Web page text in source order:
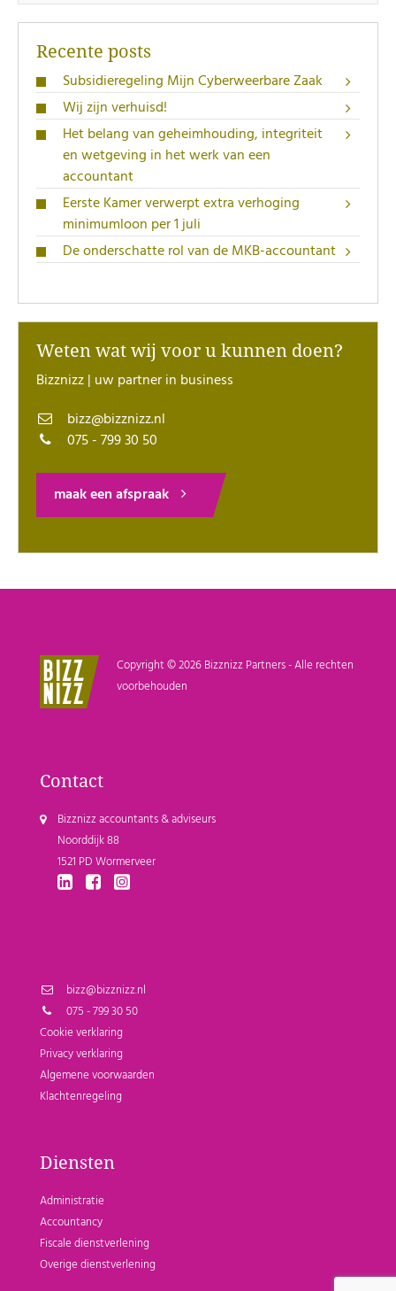
Recente posts
Subsidieregeling Mijn Cyberweerbare Zaak
Wij zijn verhuisd!
Het belang van geheimhouding, integriteit
en wetgeving in het werk van een
accountant
Eerste Kamer verwerpt extra verhoging
minimumloon per 1 juli
De onderschatte rol van de MKB-accountant
Weten wat wij voor u kunnen doen?
Bizznizz | uw partner in business
bizz@bizznizz.nl
075 - 799 30 50
maak een afspraak
Copyright © 2026 Bizznizz Partners - Alle rechten
voorbehouden
Contact
Bizznizz accountants & adviseurs
Noorddijk 88
1521 PD Wormerveer
bizz@bizznizz.nl
075 - 799 30 50
Cookie verklaring
Privacy verklaring
Algemene voorwaarden
Klachtenregeling
Diensten
Administratie
Accountancy
Fiscale dienstverlening
Overige dienstverlening